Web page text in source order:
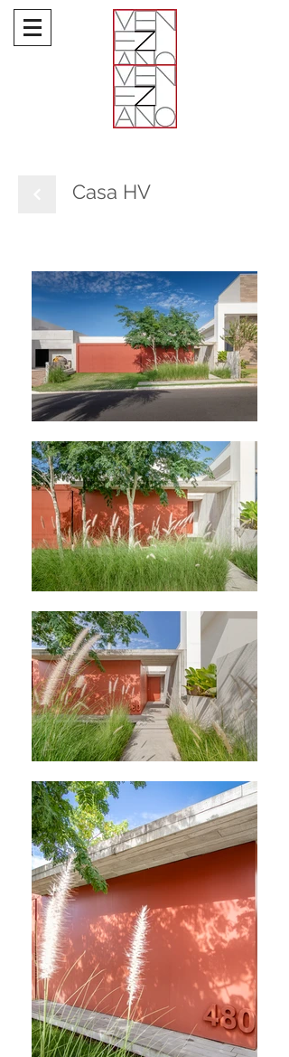
Casa HV